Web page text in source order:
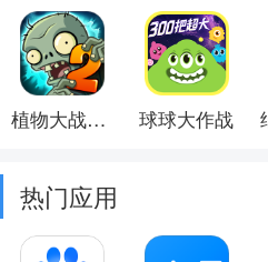
植物大战僵尸2 球球大作战
热门应用